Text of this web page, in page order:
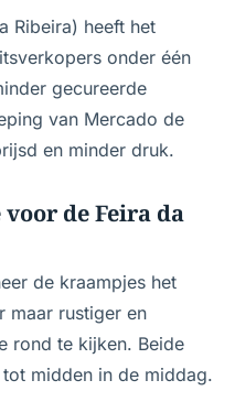
Ribeira) heeft het
onder één
gecureerde
van Mercado de
en minder druk.
de Feira da
de kraampjes het
maar rustiger en
rond te kijken. Beide
midden in de middag.